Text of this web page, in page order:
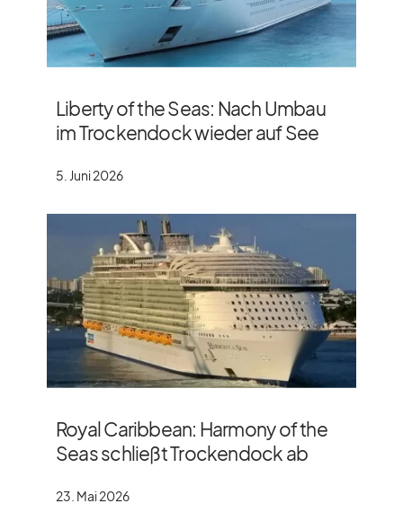
Liberty of the Seas: Nach Umbau
im Trockendock wieder auf See
5. Juni 2026
Royal Caribbean: Harmony of the
Seas schließt Trockendock ab
23. Mai 2026